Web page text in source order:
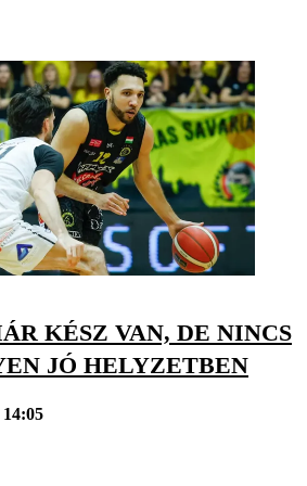
KÉSZ VAN, DE NINCS
JÓ HELYZETBEN
14:05